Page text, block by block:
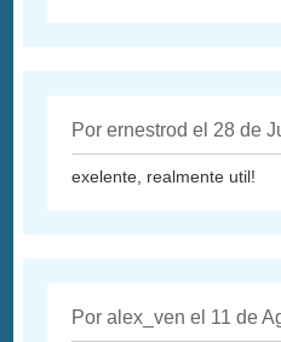
Por ernestrod el 28 de
exelente, realmente util!
Por alex_ven el 11 de